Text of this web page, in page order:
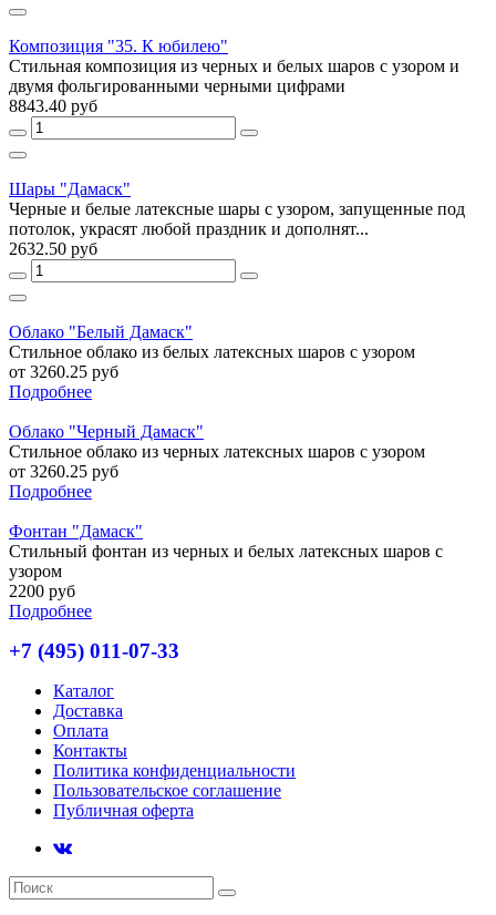
Композиция "35. К юбилею"
Стильная композиция из черных и белых шаров с узором и
двумя фольгированными черными цифрами
8843.40 руб
Шары "Дамаск"
Черные и белые латексные шары с узором, запущенные под
потолок, украсят любой праздник и дополнят...
2632.50 руб
Облако "Белый Дамаск"
Стильное облако из белых латексных шаров с узором
от 3260.25 руб
Подробнее
Облако "Черный Дамаск"
Стильное облако из черных латексных шаров с узором
от 3260.25 руб
Подробнее
Фонтан "Дамаск"
Стильный фонтан из черных и белых латексных шаров с
узором
2200 руб
Подробнее
+7 (495) 011-07-33
Каталог
Доставка
Оплата
Контакты
Политика конфиденциальности
Пользовательское соглашение
Публичная оферта